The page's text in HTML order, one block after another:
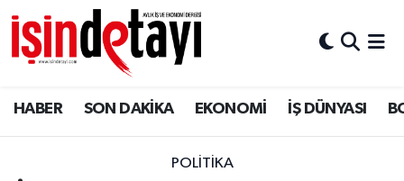
HABER SON DAKİKA EKONOMİ İŞ DÜNYASI
POLİTİKA
DÜNYA
Eğitim
Nöbetçi Eczaneler
Hava Durumu
İstanbul Namaz Vakitleri